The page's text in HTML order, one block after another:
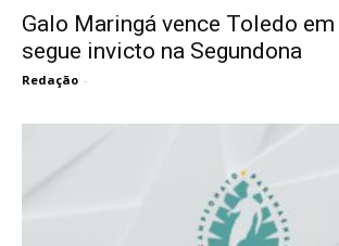
Galo Maringá vence Toledo em
segue invicto na Segundona
Redação -